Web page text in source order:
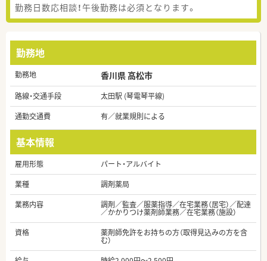
勤務日数応相談！午後勤務は必須となります。
勤務地
勤務地 香川県 高松市
路線・交通手段
太田駅 (琴電琴平線)
通勤交通費
有／就業規則による
基本情報
雇用形態
パート・アルバイト
業種
調剤薬局
業務内容
調剤／監査／服薬指導／在宅業務（居宅）／配達
／かかりつけ薬剤師業務／在宅業務（施設）
資格
薬剤師免許をお持ちの方（取得見込みの方を含
む）